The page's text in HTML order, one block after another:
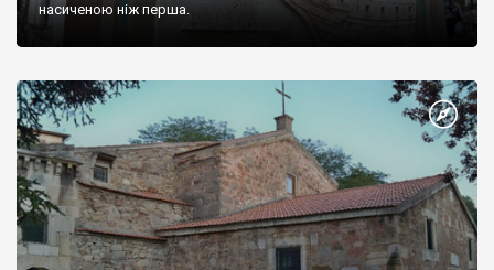
насиченою ніж перша.